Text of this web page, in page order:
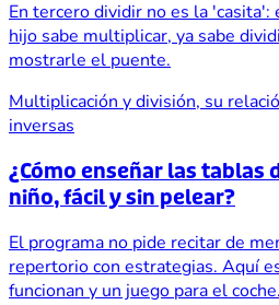
En tercero dividir no es la
hijo sabe multiplicar, ya sabe
mostrarle el puente.
Multiplicación y división, su
inversas
¿Cómo enseñar las tablas
niño, fácil y sin pelear?
El programa no pide recitar de
repertorio con estrategias. Aquí
funcionan y un juego para el